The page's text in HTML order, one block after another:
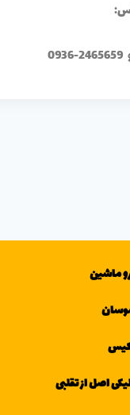
ماشین
اصل از تقلبی